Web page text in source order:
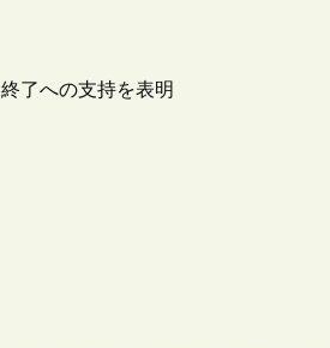
了への支持を表明